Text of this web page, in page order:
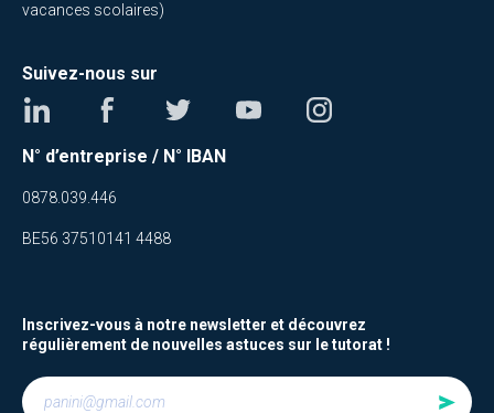
vacances scolaires)
Suivez-nous sur
N° d’entreprise / N° IBAN
0878.039.446
BE56 37510141 4488
Inscrivez-vous à notre newsletter et découvrez
régulièrement de nouvelles astuces sur le tutorat !